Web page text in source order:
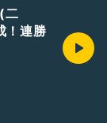
二
！連勝